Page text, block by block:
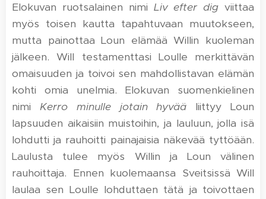
Elokuvan ruotsalainen nimi Liv efter dig viittaa
myös toisen kautta tapahtuvaan muutokseen,
mutta painottaa Loun elämää Willin kuoleman
jälkeen. Will testamenttasi Loulle merkittävän
omaisuuden ja toivoi sen mahdollistavan elämän
kohti omia unelmia. Elokuvan suomenkielinen
nimi Kerro minulle jotain hyvää liittyy Loun
lapsuuden aikaisiin muistoihin, ja lauluun, jolla isä
lohdutti ja rauhoitti painajaisia näkevää tyttöään.
Laulusta tulee myös Willin ja Loun välinen
rauhoittaja. Ennen kuolemaansa Sveitsissä Will
laulaa sen Loulle lohduttaen tätä ja toivottaen